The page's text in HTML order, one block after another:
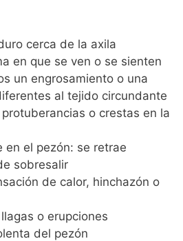
cerca de la axila
en que se ven o se sienten
un engrosamiento o una
al tejido circundante
o crestas en la
en el pezón: se retrae
sobresalir
de calor, hinchazón o
o erupciones
del pezón